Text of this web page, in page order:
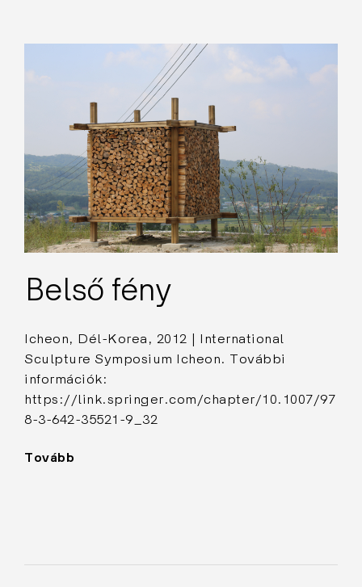
Belső fény
Icheon, Dél-Korea, 2012 | International
Sculpture Symposium Icheon. További
információk:
https://link.springer.com/chapter/10.1007/97
8-3-642-35521-9_32
Tovább